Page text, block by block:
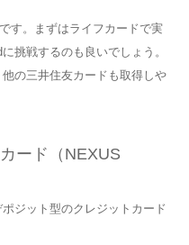
す。まずはライフカードで実
挑戦するのも良いでしょう。
の三井住友カードも取得しや
ード（NEXUS
ジット型のクレジットカード